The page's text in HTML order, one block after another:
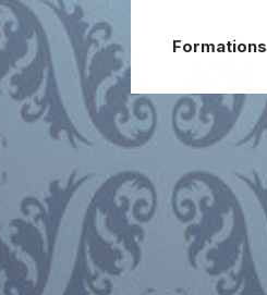
Formations